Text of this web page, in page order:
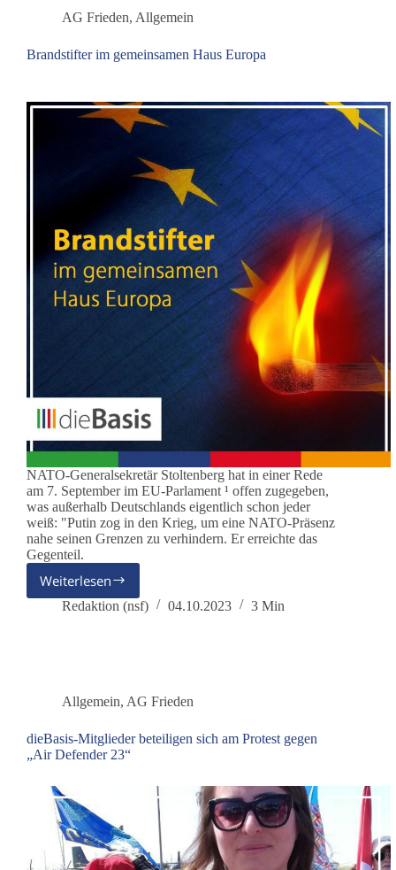
wählen:
ein
Appell
an
Demokratie
AG Frieden, Allgemein
Brandstifter im gemeinsamen Haus Europa
NATO-Generalsekretär Stoltenberg hat in einer Rede
am 7. September im EU-Parlament ¹ offen zugegeben,
was außerhalb Deutschlands eigentlich schon jeder
weiß: "Putin zog in den Krieg, um eine NATO-Präsenz
nahe seinen Grenzen zu verhindern. Er erreichte das
Gegenteil.
WeiterlesenBrandstifter
im
Redaktion (nsf) 04.10.2023 3 Min
Allgemein, AG Frieden
dieBasis-Mitglieder beteiligen sich am Protest gegen
„Air Defender 23“